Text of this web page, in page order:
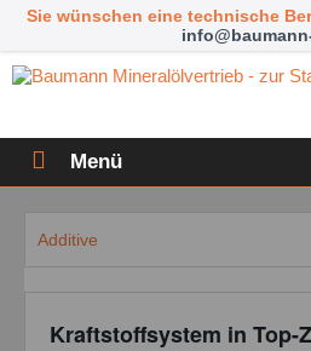
Sie wünschen eine technische
Menü
Additive
Kraftstoffsystem in Top-